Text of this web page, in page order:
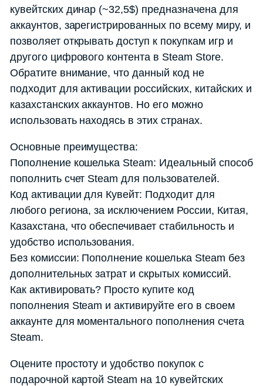
кувейтских динар (~32,5$) предназначена для
аккаунтов, зарегистрированных по всему миру, и
позволяет открывать доступ к покупкам игр и
другого цифрового контента в Steam Store.
Обратите внимание, что данный код не
подходит для активации российских, китайских и
казахстанских аккаунтов. Но его можно
использовать находясь в этих странах.
Основные преимущества:
Пополнение кошелька Steam: Идеальный способ
пополнить счет Steam для пользователей.
Код активации для Кувейт: Подходит для
любого региона, за исключением России, Китая,
Казахстана, что обеспечивает стабильность и
удобство использования.
Без комиссии: Пополнение кошелька Steam без
дополнительных затрат и скрытых комиссий.
Как активировать? Просто купите код
пополнения Steam и активируйте его в своем
аккаунте для моментального пополнения счета
Steam.
Оцените простоту и удобство покупок с
подарочной картой Steam на 10 кувейтских